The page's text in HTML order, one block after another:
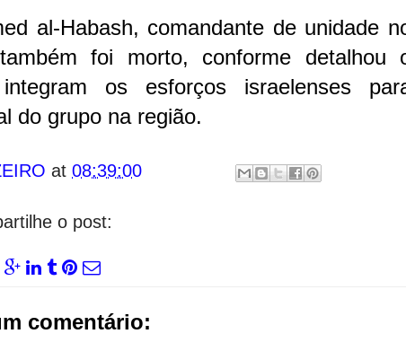
al-Habash, comandante de unidade
foi morto, conforme detalhou
os esforços israelenses
do grupo na região.
at 08:39:00
o post:
comentário: